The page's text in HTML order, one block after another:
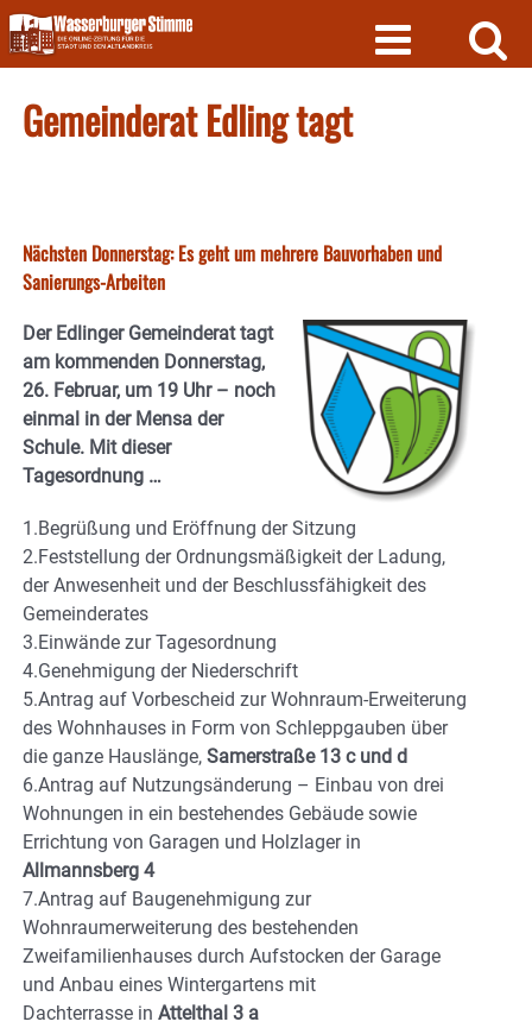
Skip
to
content
Gemeinderat Edling tagt
Nächsten Donnerstag: Es geht um mehrere Bauvorhaben und
Sanierungs-Arbeiten
Der Edlinger Gemeinderat tagt
am kommenden Donnerstag,
26. Februar, um 19 Uhr – noch
einmal in der Mensa der
Schule. Mit dieser
Tagesordnung …
1.Begrüßung und Eröffnung der Sitzung
2.Feststellung der Ordnungsmäßigkeit der Ladung,
der Anwesenheit und der Beschlussfähigkeit des
Gemeinderates
3.Einwände zur Tagesordnung
4.Genehmigung der Niederschrift
5.Antrag auf Vorbescheid zur Wohnraum-Erweiterung
des Wohnhauses in Form von Schleppgauben über
die ganze Hauslänge, Samerstraße 13 c und d
6.Antrag auf Nutzungsänderung – Einbau von drei
Wohnungen in ein bestehendes Gebäude sowie
Errichtung von Garagen und Holzlager in
Allmannsberg 4
7.Antrag auf Baugenehmigung zur
Wohnraumerweiterung des bestehenden
Zweifamilienhauses durch Aufstocken der Garage
und Anbau eines Wintergartens mit
Dachterrasse in Attelthal 3 a